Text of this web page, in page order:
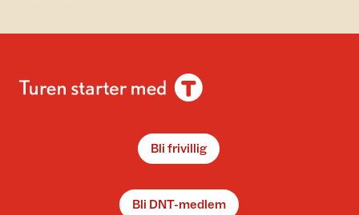
Bli frivillig
Bli DNT-medlem